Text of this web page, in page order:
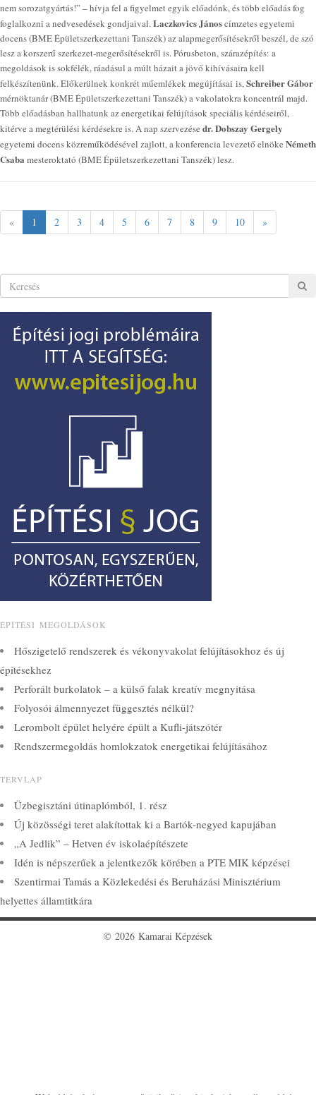
nem sorozatgyártás!” – hívja fel a figyelmet egyik előadónk, és több előadás fog
foglalkozni a nedvesedések gondjaival.Laczkovics Jánoscímzetes egyetemi
docens (BME Épületszerkezettani Tanszék) az alapmegerősítésekről beszél, de szó
lesz a korszerű szerkezet-megerősítésekről is. Pórusbeton, szárazépítés: a
megoldások is sokfélék, ráadásul a múlt házait a jövő kihívásaira kell
felkészítenünk. Előkerülnek konkrét műemlékek megújításai is,Schreiber Gábor
mérnöktanár (BME Épületszerkezettani Tanszék) a vakolatokra koncentrál majd.
Több előadásban hallhatunk az energetikai felújítások speciális kérdéseiről,
kitérve a megtérülési kérdésekre is. A nap szervezése dr. Dobszay Gergely
egyetemi docens közreműködésével zajlott, a konferencia levezető elnöke Németh
Csaba mesteroktató (BME Épületszerkezettani Tanszék) lesz.
« 1 2 3 4 5 6 7 8 9 10 »
ÉPÍTÉSI MEGOLDÁSOK
Hőszigetelő rendszerek és vékonyvakolat felújításokhoz és új
építésekhez
Perforált burkolatok – a külső falak kreatív megnyitása
Folyosói álmennyezet függesztés nélkül?
Lerombolt épület helyére épült a Kufli-játszótér
Rendszermegoldás homlokzatok energetikai felújításához
TERVLAP
Üzbegisztáni útinaplómból, 1. rész
Új közösségi teret alakítottak ki a Bartók-negyed kapujában
„A Jedlik” – Hetven év iskolaépítészete
Idén is népszerűek a jelentkezők körében a PTE MIK képzései
Szentirmai Tamás a Közlekedési és Beruházási Minisztérium
helyettes államtitkára
© 2026 Kamarai Képzések